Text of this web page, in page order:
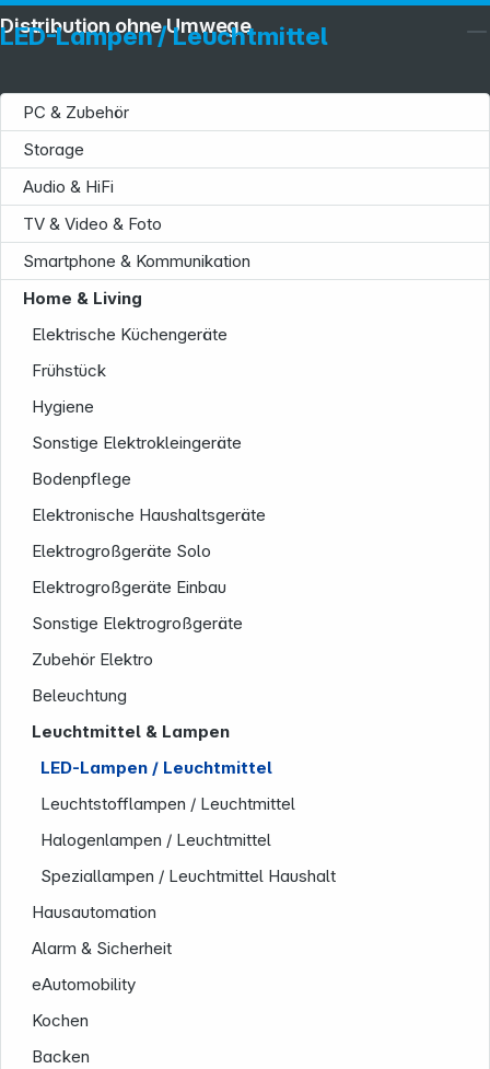
LED-Lampen / Leuchtmittel
PC & Zubehör
Storage
Audio & HiFi
TV & Video & Foto
Smartphone & Kommunikation
Home & Living
Elektrische Küchengeräte
Frühstück
Hygiene
Sonstige Elektrokleingeräte
Bodenpflege
Elektronische Haushaltsgeräte
Elektrogroßgeräte Solo
Elektrogroßgeräte Einbau
Sonstige Elektrogroßgeräte
Zubehör Elektro
Beleuchtung
Leuchtmittel & Lampen
LED-Lampen / Leuchtmittel
Leuchtstofflampen / Leuchtmittel
Halogenlampen / Leuchtmittel
Speziallampen / Leuchtmittel Haushalt
Hausautomation
Alarm & Sicherheit
eAutomobility
Kochen
Backen
Distribution ohne Umwege
Service